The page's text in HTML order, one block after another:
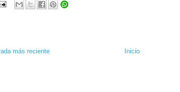
más reciente Inicio